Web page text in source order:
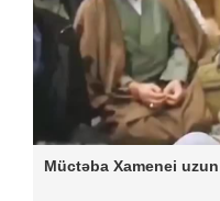
Müctəba Xamenei